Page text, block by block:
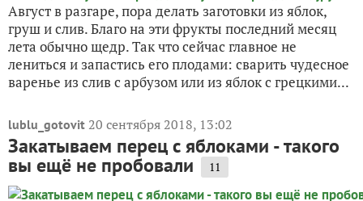
Август в разгаре, пора делать заготовки из яблок,
груш и слив. Благо на эти фрукты последний месяц
лета обычно щедр. Так что сейчас главное не
лениться и запастись его плодами: сварить чудесное
варенье из слив с арбузом или из яблок с грецкими...
lublu_gotovit 20 сентября 2018, 13:02
Закатываем перец с яблоками - такого
вы ещё не пробовали 11